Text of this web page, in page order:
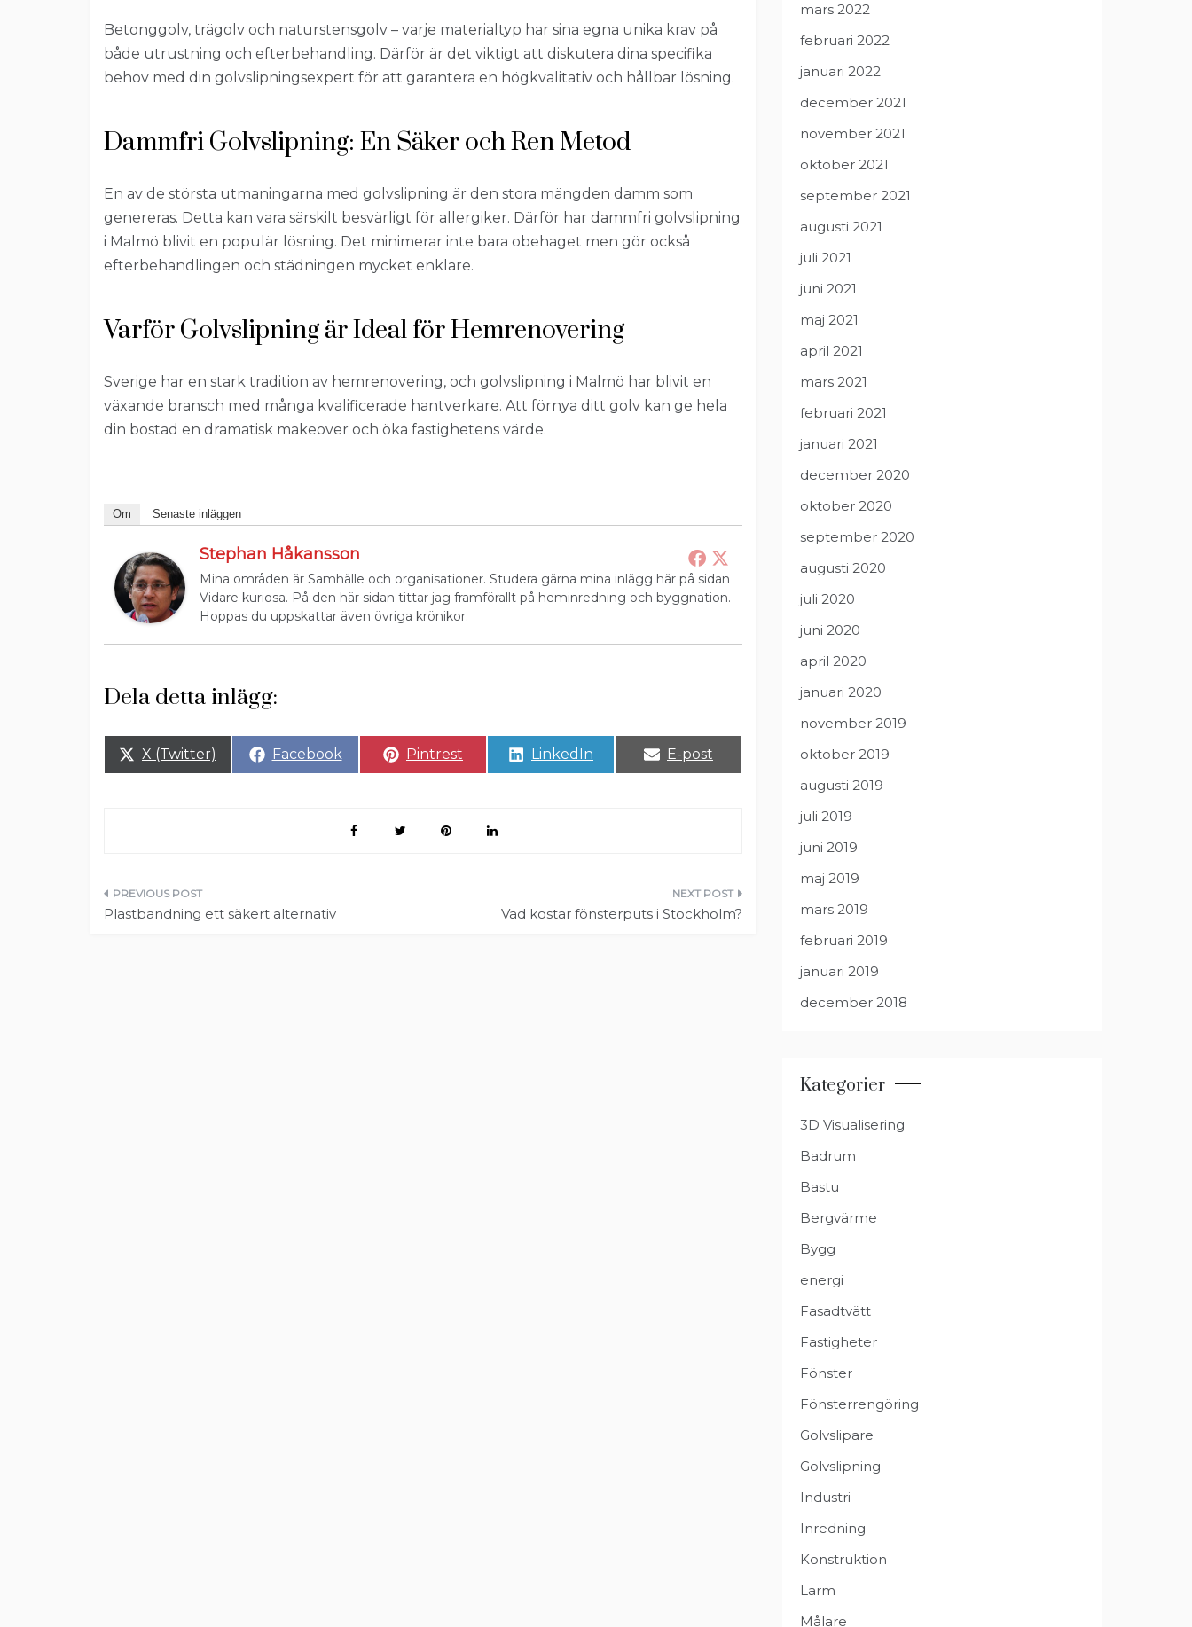
Betonggolv, trägolv och naturstensgolv – varje materialtyp har sina egna unika krav på
både utrustning och efterbehandling. Därför är det viktigt att diskutera dina specifika
behov med din golvslipningsexpert för att garantera en högkvalitativ och hållbar lösning.
Dammfri Golvslipning: En Säker och Ren Metod
En av de största utmaningarna med golvslipning är den stora mängden damm som
genereras. Detta kan vara särskilt besvärligt för allergiker. Därför har dammfri golvslipning
i Malmö blivit en populär lösning. Det minimerar inte bara obehaget men gör också
efterbehandlingen och städningen mycket enklare.
Varför Golvslipning är Ideal för Hemrenovering
Sverige har en stark tradition av hemrenovering, och golvslipning i Malmö har blivit en
växande bransch med många kvalificerade hantverkare. Att förnya ditt golv kan ge hela
din bostad en dramatisk makeover och öka fastighetens värde.
Om Senaste inläggen
Stephan Håkansson
Mina områden är Samhälle och organisationer. Studera gärna mina inlägg här på sidan
Vidare kuriosa. På den här sidan tittar jag framförallt på heminredning och byggnation.
Hoppas du uppskattar även övriga krönikor.
Dela detta inlägg:
Dela
X (Twitter)
Dela
Facebook
Dela
Pintrest
Dela
LinkedIn
Dela
E-post
Inläggsnavigering
Plastbandning ett säkert alternativ Vad kostar fönsterputs i Stockholm?
mars 2022
februari 2022
januari 2022
december 2021
november 2021
oktober 2021
september 2021
augusti 2021
juli 2021
juni 2021
maj 2021
april 2021
mars 2021
februari 2021
januari 2021
december 2020
oktober 2020
september 2020
augusti 2020
juli 2020
juni 2020
april 2020
januari 2020
november 2019
oktober 2019
augusti 2019
juli 2019
juni 2019
maj 2019
mars 2019
februari 2019
januari 2019
december 2018
Kategorier
3D Visualisering
Badrum
Bastu
Bergvärme
Bygg
energi
Fasadtvätt
Fastigheter
Fönster
Fönsterrengöring
Golvslipare
Golvslipning
Industri
Inredning
Konstruktion
Larm
Målare